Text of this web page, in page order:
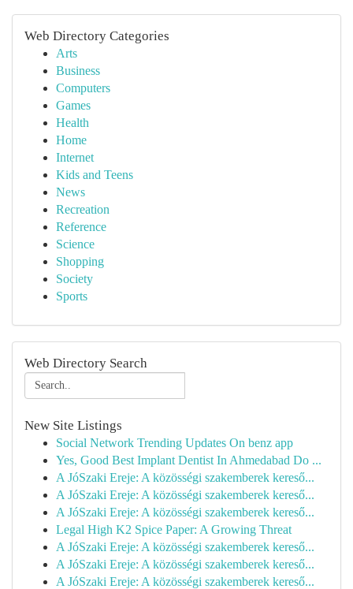
Web Directory Categories
Arts
Business
Computers
Games
Health
Home
Internet
Kids and Teens
News
Recreation
Reference
Science
Shopping
Society
Sports
Web Directory Search
New Site Listings
Social Network Trending Updates On benz app
Yes, Good Best Implant Dentist In Ahmedabad Do ...
A JóSzaki Ereje: A közösségi szakemberek kereső...
A JóSzaki Ereje: A közösségi szakemberek kereső...
A JóSzaki Ereje: A közösségi szakemberek kereső...
Legal High K2 Spice Paper: A Growing Threat
A JóSzaki Ereje: A közösségi szakemberek kereső...
A JóSzaki Ereje: A közösségi szakemberek kereső...
A JóSzaki Ereje: A közösségi szakemberek kereső...